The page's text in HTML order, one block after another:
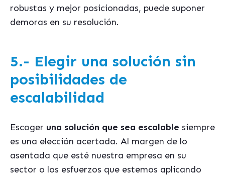
robustas y mejor posicionadas, puede suponer
demoras en su resolución.
5.- Elegir una solución sin
posibilidades de
escalabilidad
Escoger una solución que sea escalable siempre
es una elección acertada. Al margen de lo
asentada que esté nuestra empresa en su
sector o los esfuerzos que estemos aplicando